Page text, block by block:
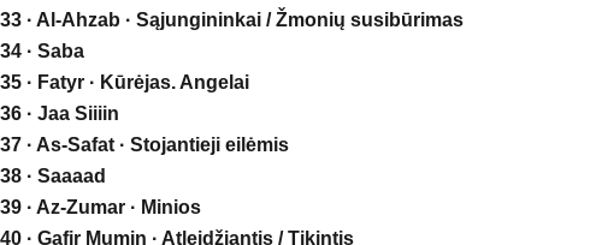
33 · Al-Ahzab · Sąjungininkai / Žmonių susibūrimas
34 · Saba
35 · Fatyr · Kūrėjas. Angelai
36 · Jaa Siiiin
37 · As-Safat · Stojantieji eilėmis
38 · Saaaad
39 · Az-Zumar · Minios
40 · Gafir Mumin · Atleidžiantis / Tikintis